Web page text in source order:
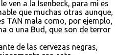
ven a la Isenbeck, para mi es
que muchas otras aunque,
TAN mala como, por ejemplo,
o una Bud, que son de terror
de las cervezas negras,